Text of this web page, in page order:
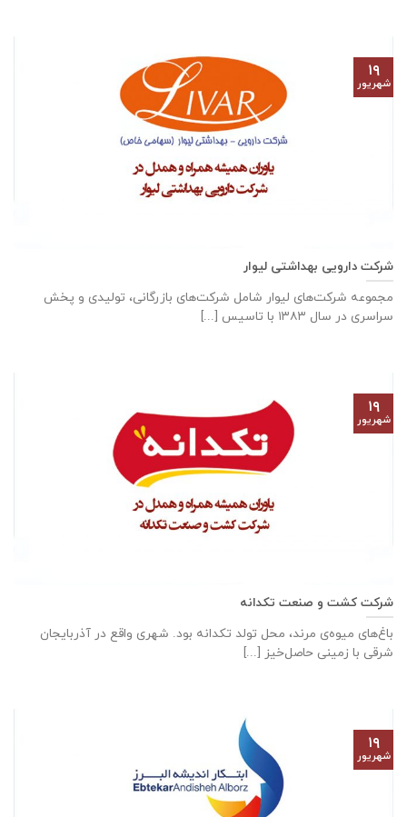
شرکت دارویی بهداشتی لیوار
مجموعه شرکت‌های لیوار شامل شرکت‌های بازرگانی، تولیدی و پخش
سراسری در سال ۱۳۸۳ با تاسیس [...]
۱۹
شهریور
شرکت کشت و صنعت تکدانه
باغ‌های میوه‌ی مرند، محل تولد تکدانه بود. شهری واقع در آذربایجان
شرقی با زمینی حاصل‌خیز [...]
۱۹
شهریور
۱۹
شهریور